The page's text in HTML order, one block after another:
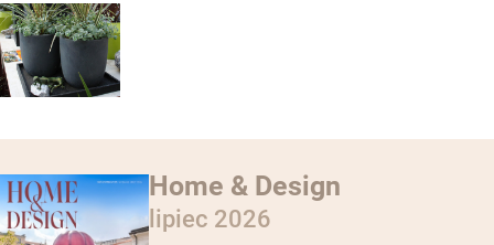
Home & Design
lipiec 2026